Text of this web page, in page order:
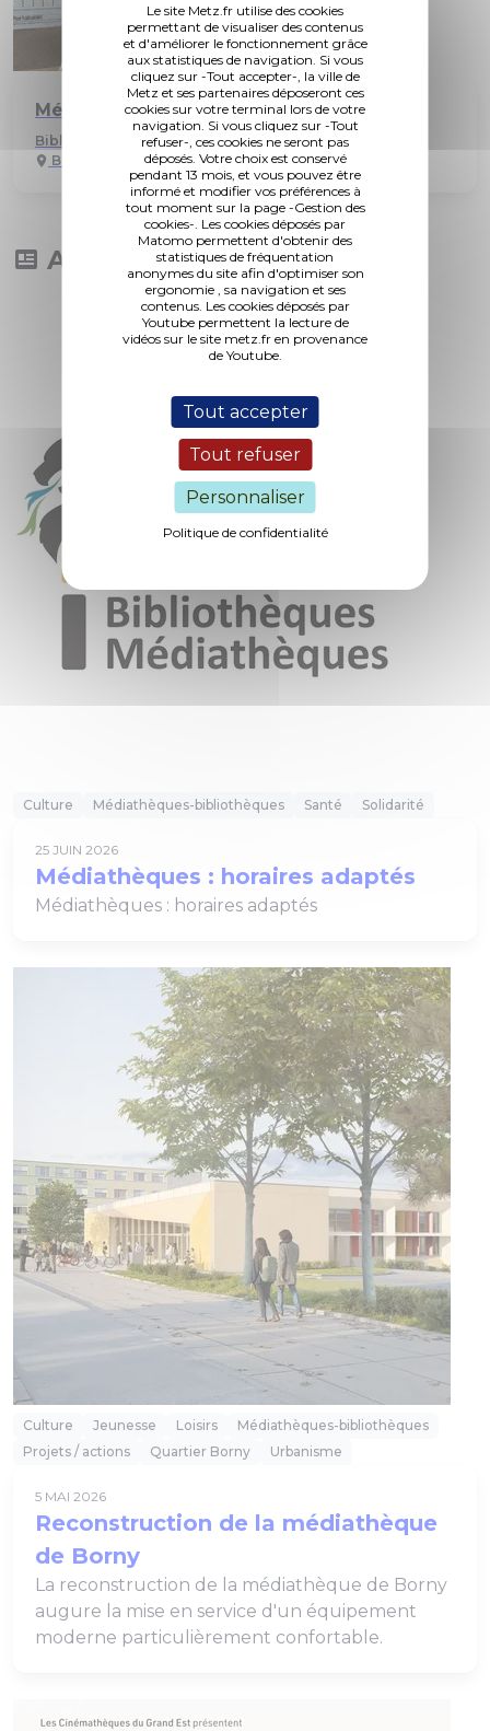
Le site Metz.fr utilise des cookies
permettant de visualiser des contenus
et d'améliorer le fonctionnement grâce
aux statistiques de navigation. Si vous
cliquez sur -Tout accepter-, la ville de
Metz et ses partenaires déposeront ces
cookies sur votre terminal lors de votre
navigation. Si vous cliquez sur -Tout
refuser-, ces cookies ne seront pas
déposés. Votre choix est conservé
pendant 13 mois, et vous pouvez être
informé et modifier vos préférences à
tout moment sur la page -Gestion des
cookies-. Les cookies déposés par
Matomo permettent d'obtenir des
statistiques de fréquentation
anonymes du site afin d'optimiser son
ergonomie , sa navigation et ses
contenus. Les cookies déposés par
Youtube permettent la lecture de
vidéos sur le site metz.fr en provenance
de Youtube.
Tout accepter
Tout refuser
Personnaliser
Politique de confidentialité
Médiathèque du Phénix
Bibliothèque / Médiathèque de Metz
Borny
Actualités Toute l'actualité
Culture Médiathèques-bibliothèques Santé Solidarité
25 JUIN 2026
Médiathèques : horaires adaptés
Médiathèques : horaires adaptés
Culture Jeunesse Loisirs
Médiathèques-bibliothèques
Projets / actions
Quartier Borny Urbanisme
5 MAI 2026
Reconstruction de la médiathèque
de Borny
La reconstruction de la médiathèque de Borny
augure la mise en service d'un équipement
moderne particulièrement confortable.